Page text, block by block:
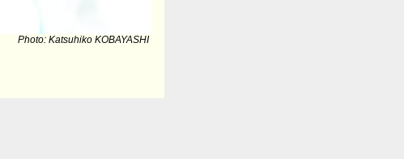
Photo: Katsuhiko KOBAYASHI